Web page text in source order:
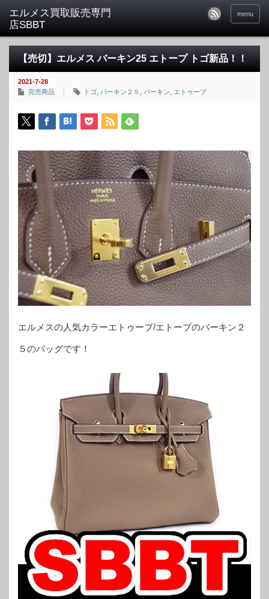
menu
【売切】エルメス バーキン25 エトープ トゴ新品！！
2021-7-28
完売商品
トゴ バーキン２５ バーキン エトゥープ
エルメスの人気カラーエトゥープ/エトープのバーキン２
５のバッグです！